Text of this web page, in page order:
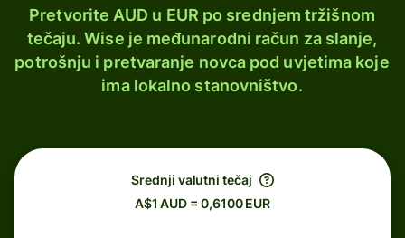
Pretvorite AUD u EUR po srednjem tržišnom
tečaju. Wise je međunarodni račun za slanje,
potrošnju i pretvaranje novca pod uvjetima koje
ima lokalno stanovništvo.
Srednji valutni tečaj
A$1 AUD = 0,6100 EUR